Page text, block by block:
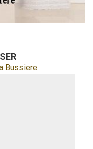
Bussiere